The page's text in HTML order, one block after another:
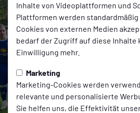
Inhalte von Videoplattformen und
Plattformen werden
Cookies von externen Medien
bedarf der Zugriff auf diese Inhalte
Einwilligung mehr.
Marketing
Marketing-Cookies werden
relevante und personalisierte
Sie helfen uns, die Effektivität